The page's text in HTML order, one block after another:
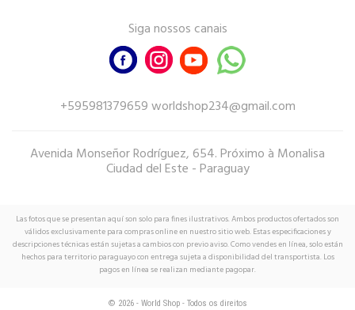
Siga nossos canais
+595981379659 worldshop234@gmail.com
Avenida Monseñor Rodríguez, 654. Próximo à Monalisa
Ciudad del Este - Paraguay
Las fotos que se presentan aquí son solo para fines ilustrativos. Ambos productos ofertados son
válidos exclusivamente para compras online en nuestro sitio web. Estas especificaciones y
descripciones técnicas están sujetas a cambios con previo aviso. Como vendes en línea, solo están
hechos para territorio paraguayo con entrega sujeta a disponibilidad del transportista. Los
pagos en línea se realizan mediante pagopar.
© 2026 - World Shop - Todos os direitos